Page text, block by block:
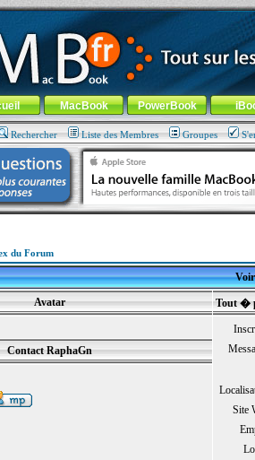
Apple... 100% nomade !
Aller au menu général-Aller au menu de
MacBook PowerBook
Rechercher Liste des Membres Groupes
du Forum
Avatar
Tout �
Site
Contact RaphaGn